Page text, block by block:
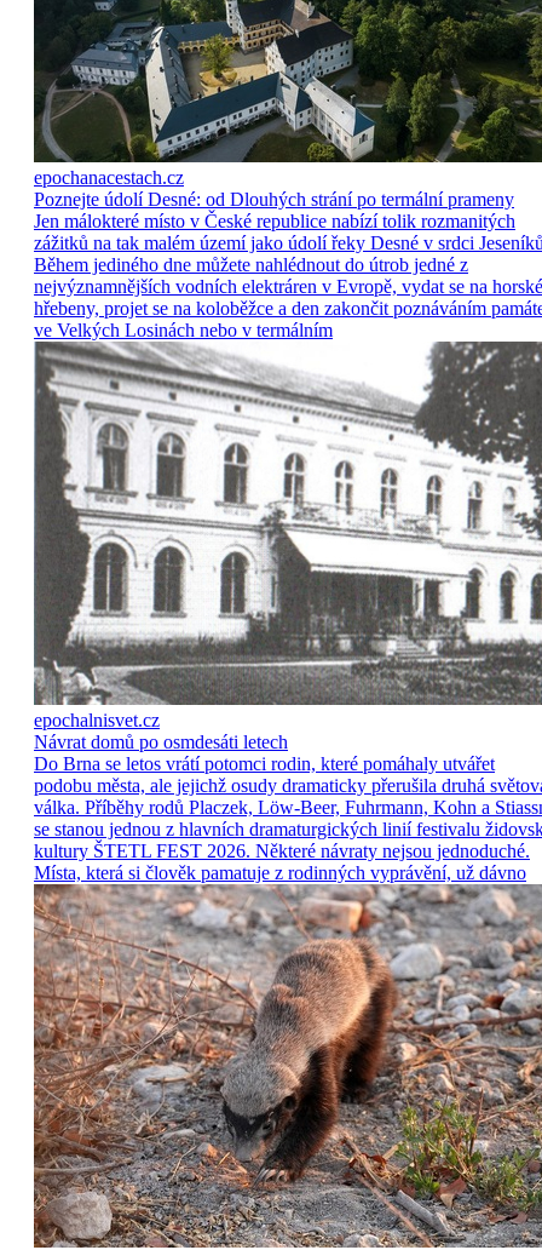
epochanacestach.cz
Poznejte údolí Desné: od Dlouhých strání po termální prameny
Jen málokteré místo v České republice nabízí tolik rozmanitých
zážitků na tak malém území jako údolí řeky Desné v srdci
Během jediného dne můžete nahlédnout do útrob jedné z
nejvýznamnějších vodních elektráren v Evropě, vydat se na horské
hřebeny, projet se na koloběžce a den zakončit poznáváním
ve Velkých Losinách nebo v termálním
epochalnisvet.cz
Návrat domů po osmdesáti letech
Do Brna se letos vrátí potomci rodin, které pomáhaly utvářet
podobu města, ale jejichž osudy dramaticky přerušila druhá
válka. Příběhy rodů Placzek, Löw-Beer, Fuhrmann, Kohn a
se stanou jednou z hlavních dramaturgických linií festivalu
kultury ŠTETL FEST 2026. Některé návraty nejsou jednoduché.
Místa, která si člověk pamatuje z rodinných vyprávění, už dávno